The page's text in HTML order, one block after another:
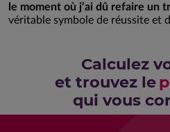
le moment où j’ai dû refaire un
véritable symbole de réussite et
Calculez
et trouvez le
qui vous